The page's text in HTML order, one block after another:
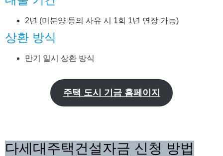
2년 (미분양 등의 사유 시 1회 1년 연장 가능)
상환 방식
만기 일시 상환 방식
주택 도시 기금 홈페이지
다세대주택건설자금 신청 방법